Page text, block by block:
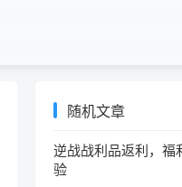
随机文章
逆战战利品返利，福
验